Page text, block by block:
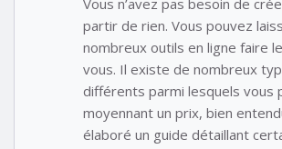
Vous n’avez pas besoin de
partir de rien. Vous pouvez
nombreux outils en ligne faire
vous. Il existe de nombreux
différents parmi lesquels vous
moyennant un prix, bien
élaboré un guide détaillant